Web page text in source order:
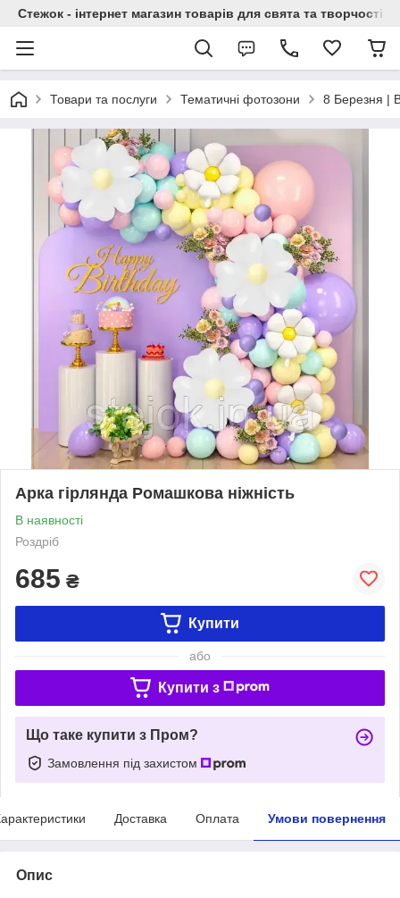
Стежок - інтернет магазин товарів для свята та творчості
Товари та послуги Тематичні фотозони 8 Березня |
Арка гірлянда Ромашкова ніжність
В наявності
Роздріб
685 ₴
Купити
або
Купити з
Що таке купити з Пром?
Замовлення під захистом
Доставка Оплата Умови повернення
Опис